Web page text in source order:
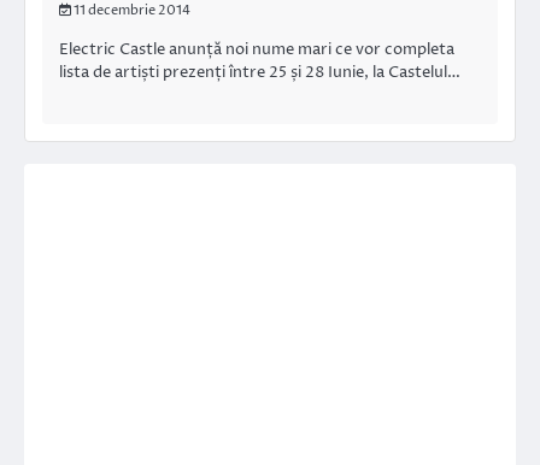
11 decembrie 2014
Electric Castle anunță noi nume mari ce vor completa
lista de artiști prezenți între 25 și 28 Iunie, la Castelul…